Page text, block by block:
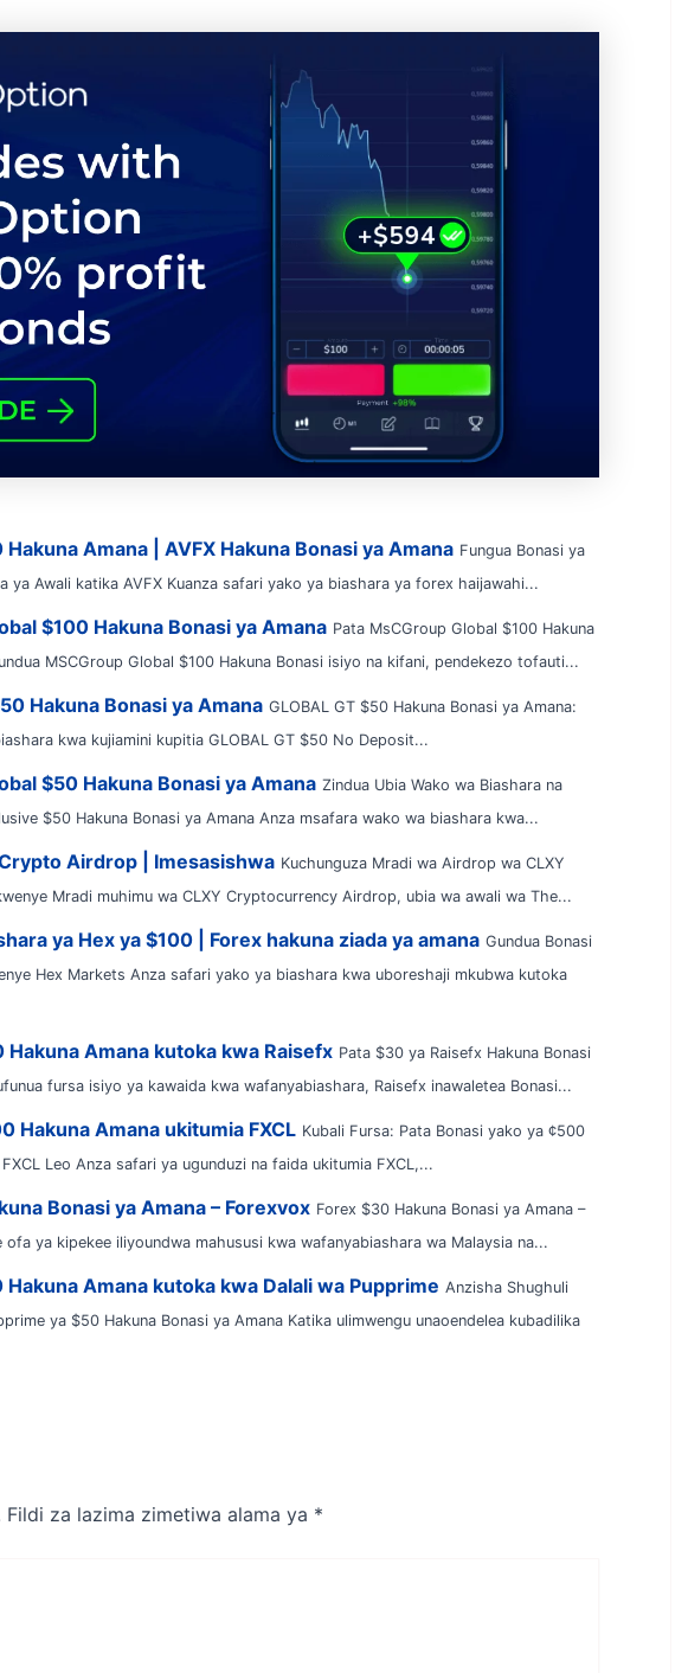
Hakuna Amana | AVFX Hakuna Bonasi ya Amana Fungua Bonasi ya
ya Awali katika AVFX Kuanza safari yako ya biashara ya forex haijawahi...
$100 Hakuna Bonasi ya Amana Pata MsCGroup Global $100 Hakuna
MSCGroup Global $100 Hakuna Bonasi isiyo na kifani, pendekezo tofauti...
Hakuna Bonasi ya Amana GLOBAL GT $50 Hakuna Bonasi ya Amana:
kwa kujiamini kupitia GLOBAL GT $50 No Deposit...
$50 Hakuna Bonasi ya Amana Zindua Ubia Wako wa Biashara na
$50 Hakuna Bonasi ya Amana Anza msafara wako wa biashara kwa...
Airdrop | Imesasishwa Kuchunguza Mradi wa Airdrop wa CLXY
Mradi muhimu wa CLXY Cryptocurrency Airdrop, ubia wa awali wa The...
ya Hex ya $100 | Forex hakuna ziada ya amana Gundua Bonasi
Hex Markets Anza safari yako ya biashara kwa uboreshaji mkubwa kutoka
Hakuna Amana kutoka kwa Raisefx Pata $30 ya Raisefx Hakuna Bonasi
fursa isiyo ya kawaida kwa wafanyabiashara, Raisefx inawaletea Bonasi...
Hakuna Amana ukitumia FXCL Kubali Fursa: Pata Bonasi yako ya ¢500
Leo Anza safari ya ugunduzi na faida ukitumia FXCL,...
Bonasi ya Amana – Forexvox Forex $30 Hakuna Bonasi ya Amana –
ofa ya kipekee iliyoundwa mahususi kwa wafanyabiashara wa Malaysia na...
Hakuna Amana kutoka kwa Dalali wa Pupprime Anzisha Shughuli
ya $50 Hakuna Bonasi ya Amana Katika ulimwengu unaoendelea kubadilika
Fildi za lazima zimetiwa alama ya *